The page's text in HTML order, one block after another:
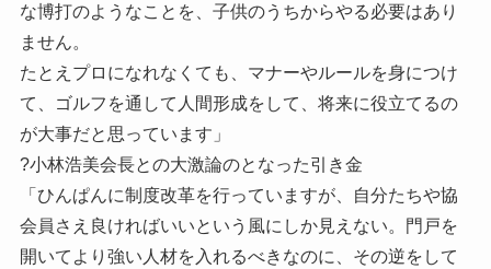
な博打のようなことを、子供のうちからやる必要はあり
ません。
たとえプロになれなくても、マナーやルールを身につけ
て、ゴルフを通して人間形成をして、将来に役立てるの
が大事だと思っています」
?小林浩美会長との大激論のとなった引き金
「ひんぱんに制度改革を行っていますが、自分たちや協
会員さえ良ければいいという風にしか見えない。門戸を
開いてより強い人材を入れるべきなのに、その逆をして